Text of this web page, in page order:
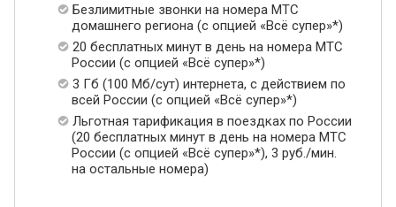
Безлимитные звонки на номера МТС
домашнего региона (с опцией «Всё супер»*)
20 бесплатных минут в день на номера МТС
России (с опцией «Всё супер»*)
3 Гб (100 Мб/сут) интернета, с действием по
всей России (с опцией «Всё супер»*)
Льготная тарификация в поездках по России
(20 бесплатных минут в день на номера МТС
России (с опцией «Всё супер»*), 3 руб./мин.
на остальные номера)